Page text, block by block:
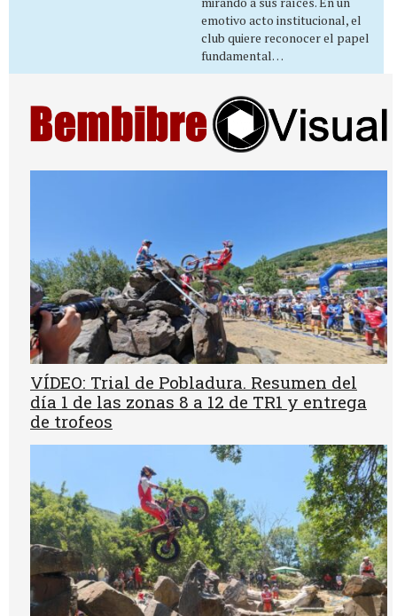
emotivo acto institucional, el
club quiere reconocer el papel
fundamental…
VÍDEO: Trial de Pobladura. Resumen del
día 1 de las zonas 8 a 12 de TR1 y entrega
de trofeos